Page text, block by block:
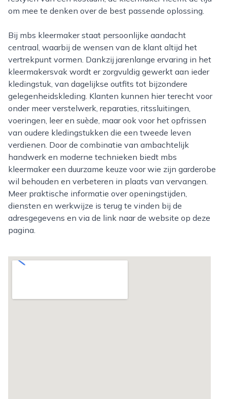
om mee te denken over de best passende oplossing.
Bij mbs kleermaker staat persoonlijke aandacht
centraal, waarbij de wensen van de klant altijd het
vertrekpunt vormen. Dankzij jarenlange ervaring in het
kleermakersvak wordt er zorgvuldig gewerkt aan ieder
kledingstuk, van dagelijkse outfits tot bijzondere
gelegenheidskleding. Klanten kunnen hier terecht voor
onder meer verstelwerk, reparaties, ritssluitingen,
voeringen, leer en suède, maar ook voor het opfrissen
van oudere kledingstukken die een tweede leven
verdienen. Door de combinatie van ambachtelijk
handwerk en moderne technieken biedt mbs
kleermaker een duurzame keuze voor wie zijn garderobe
wil behouden en verbeteren in plaats van vervangen.
Meer praktische informatie over openingstijden,
diensten en werkwijze is terug te vinden bij de
adresgegevens en via de link naar de website op deze
pagina.